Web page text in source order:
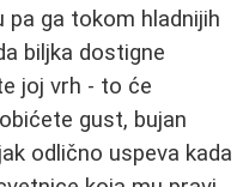
pa ga tokom hladnijih
biljka dostigne
joj vrh - to će
gust, bujan
odlično uspeva kada